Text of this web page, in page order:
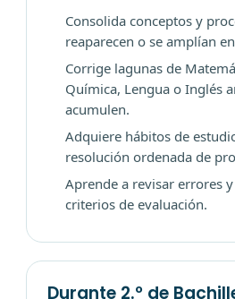
Consolida conceptos y
reaparecen o se amplían
Corrige lagunas de
Química, Lengua o Inglés
acumulen.
Adquiere hábitos de
resolución ordenada de
Aprende a revisar errores
criterios de evaluación.
Durante 2.º de